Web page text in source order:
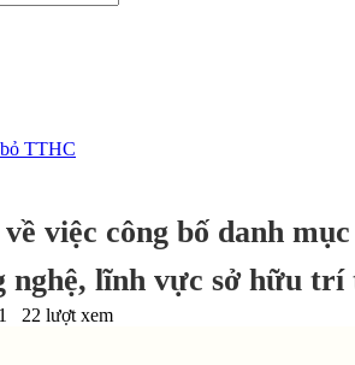
TTHC
việc công bố danh
nghệ, lĩnh vực sở hữu
22 lượt xem